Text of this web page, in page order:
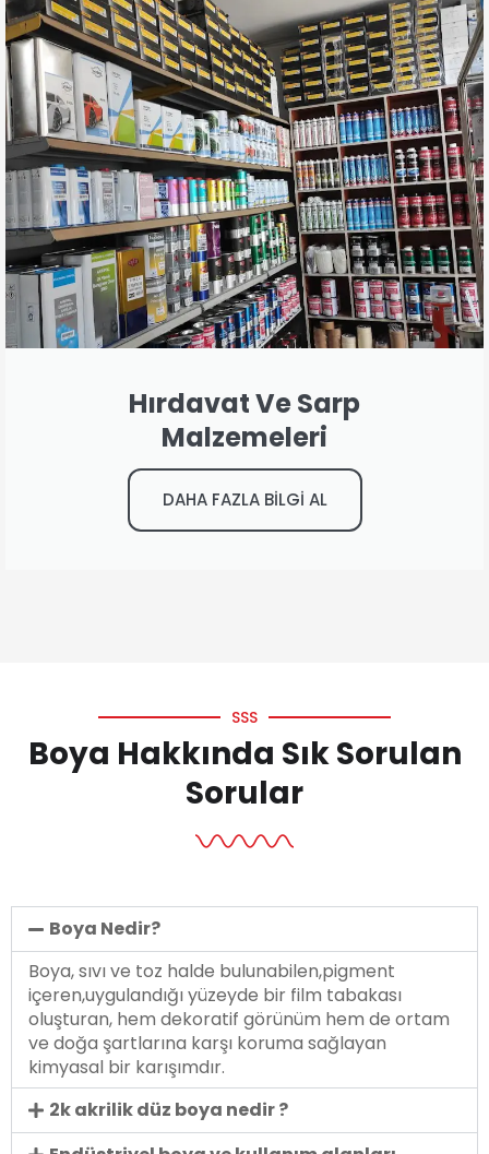
Hırdavat Ve Sarp
Malzemeleri
DAHA FAZLA BİLGİ AL
SSS
Boya Hakkında Sık Sorulan
Sorular
Boya Nedir?
Boya, sıvı ve toz halde bulunabilen,pigment
içeren,uygulandığı yüzeyde bir film tabakası
oluşturan, hem dekoratif görünüm hem de ortam
ve doğa şartlarına karşı koruma sağlayan
kimyasal bir karışımdır.
2k akrilik düz boya nedir ?